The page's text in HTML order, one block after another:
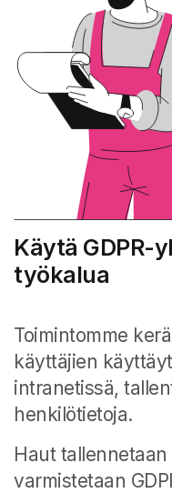
Käytä GDPR-
työkalua
Toimintomme
käyttäjien
intranetissä,
henkilötietoja.
Haut
varmistetaan